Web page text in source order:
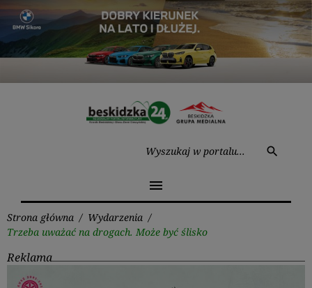
Przejdź
treści
search
menu
Strona główna / Wydarzenia /
Trzeba uważać na drogach. Może być ślisko
Reklama